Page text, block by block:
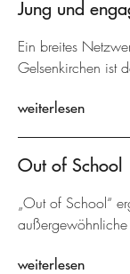
Jung und
Ein breites
Gelsenkirchen ist
weiterlesen
Out of School
„Out of School“
außergewöhnliche
weiterlesen